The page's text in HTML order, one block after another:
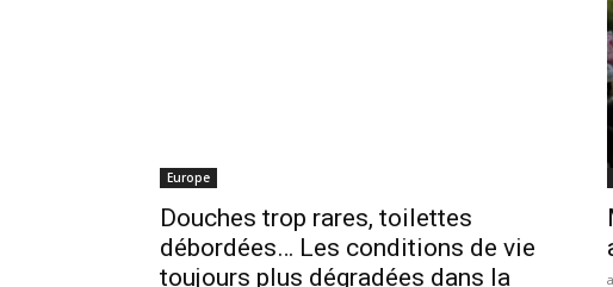
Europe
Douches trop rares, toilettes
débordées… Les conditions de vie
toujours plus dégradées dans la